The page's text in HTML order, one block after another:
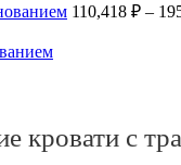
110,418 ₽ –
кровати с